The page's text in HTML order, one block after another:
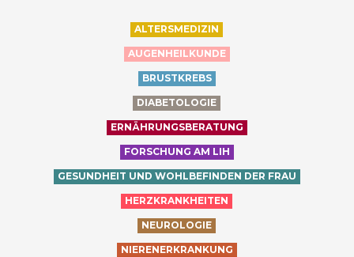
ALTERSMEDIZIN
AUGENHEILKUNDE
BRUSTKREBS
DIABETOLOGIE
ERNÄHRUNGSBERATUNG
FORSCHUNG AM LIH
GESUNDHEIT UND WOHLBEFINDEN DER FRAU
HERZKRANKHEITEN
NEUROLOGIE
NIERENERKRANKUNG